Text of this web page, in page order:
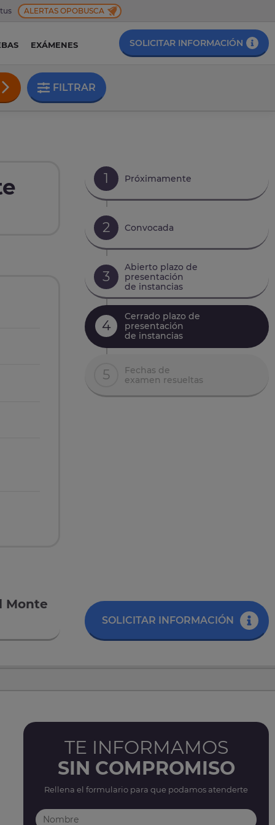
ALERTAS OPOBUSCA
EXÁMENES SOLICITAR INFORMACIÓN
FILTRAR
Monte
1 Próximamente
2 Convocada
3
Abierto plazo de
presentación
de instancias
4
Cerrado plazo de
presentación
de instancias
5
Fechas de
examen resueltas
SOLICITAR INFORMACIÓN
TE INFORMAMOS
SIN COMPROMISO
Rellena el formulario para que podamos atenderte